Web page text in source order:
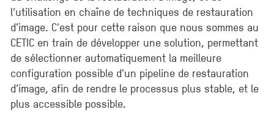
l’utilisation en chaîne de techniques de restauration
d’image. C’est pour cette raison que nous sommes au
CETIC en train de développer une solution, permettant
de sélectionner automatiquement la meilleure
configuration possible d’un pipeline de restauration
d’image, afin de rendre le processus plus stable, et le
plus accessible possible.